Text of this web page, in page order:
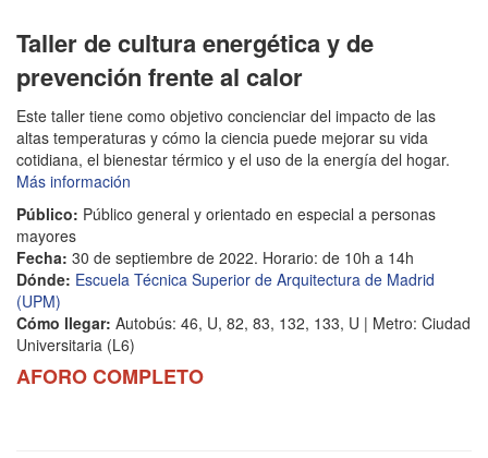
Taller de cultura energética y de
prevención frente al calor
Este taller tiene como objetivo concienciar del impacto de las
altas temperaturas y cómo la ciencia puede mejorar su vida
cotidiana, el bienestar térmico y el uso de la energía del hogar.
Más información
Público: Público general y orientado en especial a personas
mayores
Fecha: 30 de septiembre de 2022. Horario: de 10h a 14h
Dónde: Escuela Técnica Superior de Arquitectura de Madrid
(UPM)
Cómo llegar: Autobús: 46, U, 82, 83, 132, 133, U | Metro: Ciudad
Universitaria (L6)
AFORO COMPLETO